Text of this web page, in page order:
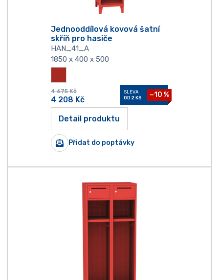
Jednooddílová kovová šatní
skříň pro hasiče
HAN_41_A
1850 x 400 x 500
4 675 Kč
4 208 Kč
SLEVA
OD 2 KS
−10 %
Detail produktu
Přidat do poptávky